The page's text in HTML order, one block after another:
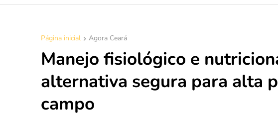
Página inicial Agora Ceará
Manejo fisiológico e
alternativa segura para alta
campo